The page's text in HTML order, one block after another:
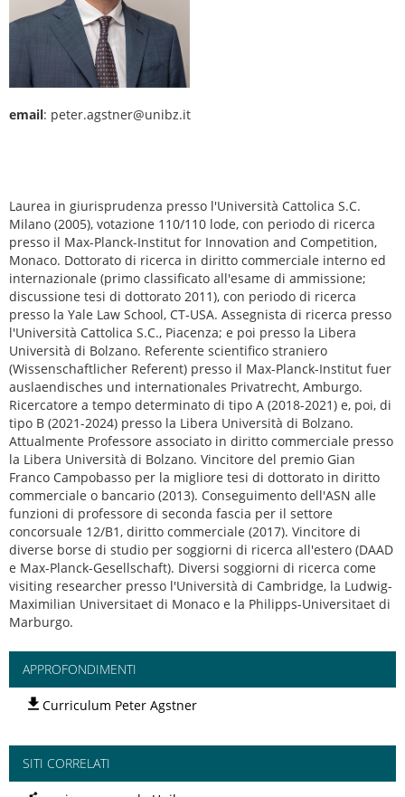
email: peter.agstner@unibz.it
Laurea in giurisprudenza presso l'Università Cattolica S.C.
Milano (2005), votazione 110/110 lode, con periodo di ricerca
presso il Max-Planck-Institut for Innovation and Competition,
Monaco. Dottorato di ricerca in diritto commerciale interno ed
internazionale (primo classificato all'esame di ammissione;
discussione tesi di dottorato 2011), con periodo di ricerca
presso la Yale Law School, CT-USA. Assegnista di ricerca presso
l'Università Cattolica S.C., Piacenza; e poi presso la Libera
Università di Bolzano. Referente scientifico straniero
(Wissenschaftlicher Referent) presso il Max-Planck-Institut fuer
auslaendisches und internationales Privatrecht, Amburgo.
Ricercatore a tempo determinato di tipo A (2018-2021) e, poi, di
tipo B (2021-2024) presso la Libera Università di Bolzano.
Attualmente Professore associato in diritto commerciale presso
la Libera Università di Bolzano. Vincitore del premio Gian
Franco Campobasso per la migliore tesi di dottorato in diritto
commerciale o bancario (2013). Conseguimento dell'ASN alle
funzioni di professore di seconda fascia per il settore
concorsuale 12/B1, diritto commerciale (2017). Vincitore di
diverse borse di studio per soggiorni di ricerca all'estero (DAAD
e Max-Planck-Gesellschaft). Diversi soggiorni di ricerca come
visiting researcher presso l'Università di Cambridge, la Ludwig-
Maximilian Universitaet di Monaco e la Philipps-Universitaet di
Marburgo.
APPROFONDIMENTI
Curriculum Peter Agstner
SITI CORRELATI